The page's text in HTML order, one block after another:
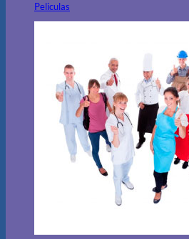
Peliculas